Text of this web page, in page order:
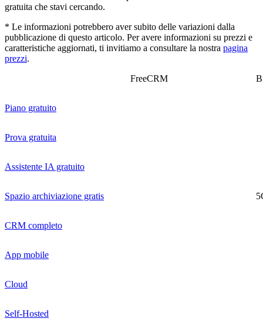
gratuita che stavi cercando.
* Le informazioni potrebbero aver subito delle variazioni dalla
pubblicazione di questo articolo. Per avere informazioni su prezzi e
caratteristiche aggiornati, ti invitiamo a consultare la nostra pagina
prezzi.
FreeCRM
Piano gratuito
Prova gratuita
Assistente IA gratuito
Spazio archiviazione gratis
CRM completo
App mobile
Cloud
Self-Hosted